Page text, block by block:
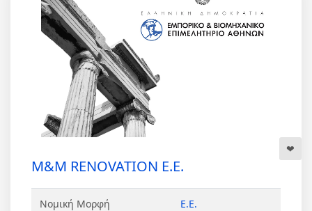
M&M RENOVATION Ε.Ε.
Νομική Μορφή Ε.Ε.